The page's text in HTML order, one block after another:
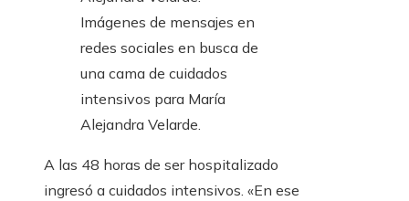
Imágenes de mensajes en
redes sociales en busca de
una cama de cuidados
intensivos para María
Alejandra Velarde.
A las 48 horas de ser hospitalizado
ingresó a cuidados intensivos. «En ese